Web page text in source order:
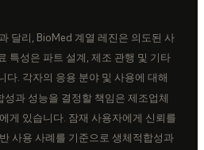
달리, BioMed 계열 레진은 의도된 사
특성은 파트 설계, 제조 관행 및 기타
다. 각자의 응용 분야 및 사용에 대해
과 성능을 결정할 책임은 제조업체
게 있습니다. 잠재 사용자에게 신뢰를
사용 사례를 기준으로 생체적합성과